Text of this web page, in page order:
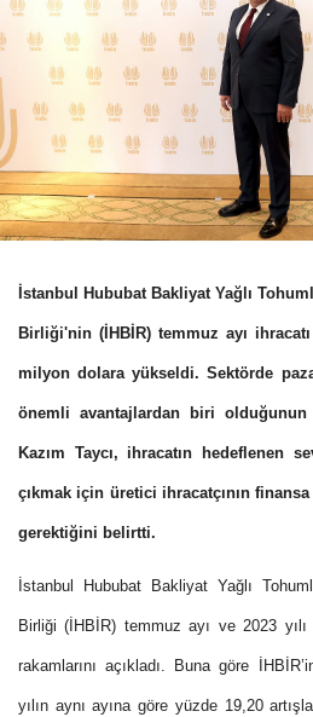
İstanbul Hububat Bakliyat Yağlı
Birliği'nin (İHBİR) temmuz ayı
milyon dolara yükseldi. Sektörde
önemli avantajlardan biri olduğunun
Kazım Taycı, ihracatın hedeflenen
çıkmak için üretici ihracatçının finansa
gerektiğini belirtti.
İstanbul Hububat Bakliyat Yağlı
Birliği (İHBİR) temmuz ayı ve 2023
rakamlarını açıkladı. Buna göre
yılın aynı ayına göre yüzde 19,20